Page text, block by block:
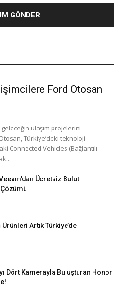
Ford Otosan
ulaşım projelerini
Türkiye’deki teknoloji
Connected Vehicles (Bağlantılı
Ücretsiz Bulut
Ürünleri Artık Türkiye’de
Dört Kamerayla Buluşturan Honor